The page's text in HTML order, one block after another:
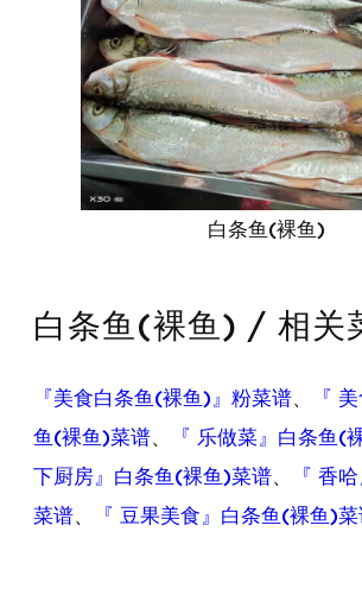
白条鱼(裸鱼)
白条鱼(裸鱼) / 相关
『美食白条鱼(裸鱼)』粉菜谱、
『
鱼(裸鱼)菜谱、 『 乐做菜』白条鱼(
下厨房』白条鱼(裸鱼)菜谱、
『 香
菜谱、 『 豆果美食』白条鱼(裸鱼)